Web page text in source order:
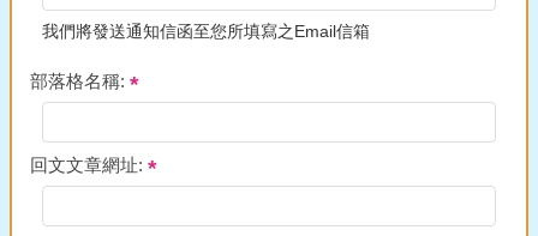
我們將發送通知信函至您所填寫之Email信箱
部落格名稱:
回文文章網址: